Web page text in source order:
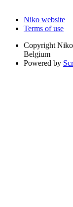
Niko website
Terms of use
Copyright
Belgium
Powered by